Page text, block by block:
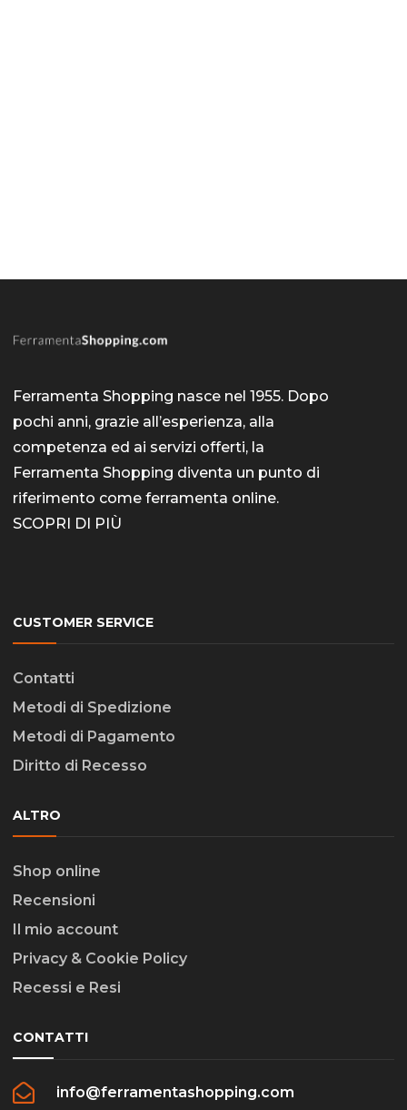
Ferramenta Shopping nasce nel 1955. Dopo
pochi anni, grazie all’esperienza, alla
competenza ed ai servizi offerti, la
Ferramenta Shopping diventa un punto di
riferimento come ferramenta online.
SCOPRI DI PIÙ
CUSTOMER SERVICE
Contatti
Metodi di Spedizione
Metodi di Pagamento
Diritto di Recesso
ALTRO
Shop online
Recensioni
Il mio account
Privacy & Cookie Policy
Recessi e Resi
CONTATTI
info@ferramentashopping.com